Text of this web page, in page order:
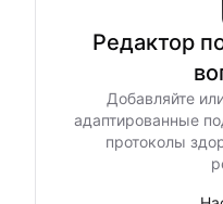
Редактор
Добавляйте
адаптированные
протоколы